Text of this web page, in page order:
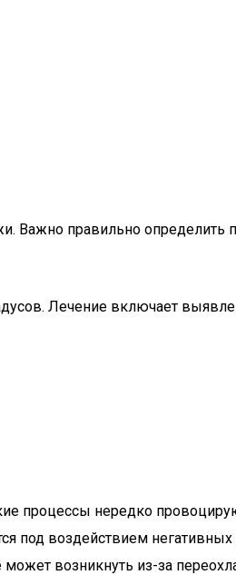
Важно правильно определить
Лечение включает
процессы нередко
под воздействием негативных
возникнуть из-за